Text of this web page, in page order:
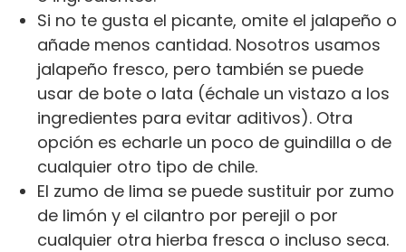
Si no te gusta el picante, omite el jalapeño o
añade menos cantidad. Nosotros usamos
jalapeño fresco, pero también se puede
usar de bote o lata (échale un vistazo a los
ingredientes para evitar aditivos). Otra
opción es echarle un poco de guindilla o de
cualquier otro tipo de chile.
El zumo de lima se puede sustituir por zumo
de limón y el cilantro por perejil o por
cualquier otra hierba fresca o incluso seca.